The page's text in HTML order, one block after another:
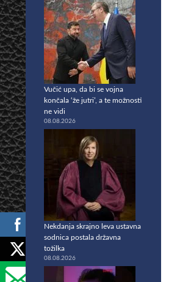
Vučić upa, da bi se vojna
končala ‘že jutri’, a te možnosti
ne vidi
08.08.2026
Nekdanja skrajno leva ustavna
sodnica postala državna
tožilka
08.08.2026